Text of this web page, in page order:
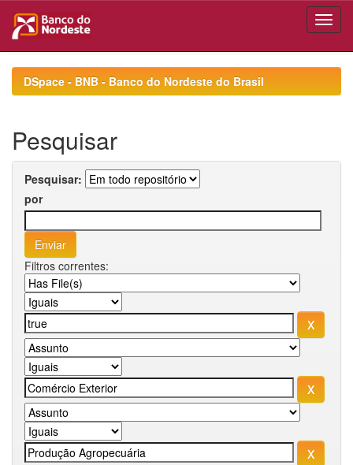
navigationDSpace - BNB - Banco do Nordeste do Brasil
Pesquisar
Pesquisar:
por
Filtros correntes: